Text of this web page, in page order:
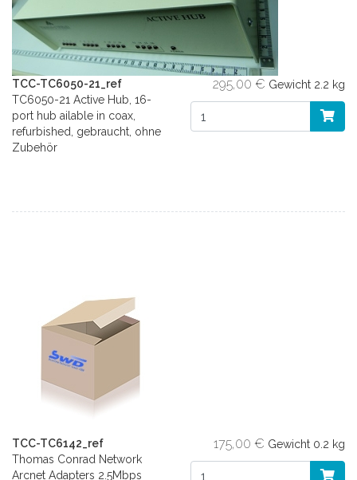
TCC-TC6050-21_ref
TC6050-21 Active Hub, 16-
port hub ailable in coax,
refurbished, gebraucht, ohne
Zubehör
295,00 € Gewicht 2.2 kg
TCC-TC6142_ref
Thomas Conrad Network
Arcnet Adapters 2.5Mbps
175,00 € Gewicht 0.2 kg